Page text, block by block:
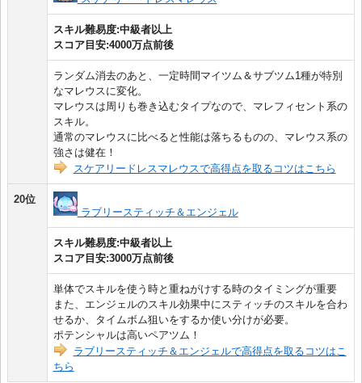
スキル難易度:中級者以上
スコア目安:4000万点前後
ランダム消去のあと、一定時間マイツム＆サブツム1種が特別
なマレウスに変化。
マレウスは周りも巻き込むタイプなので、マレフィセント系の
スキル。
通常のマレウスに比べると性能は落ちるものの、マレウス系の
強さは健在！
スケアリードレスマレウスで高得点を取るコツはこちら
20位
ラブリースティッチ＆エンジェル
スキル難易度:中級者以上
スコア目安:3000万点前後
単体でスキルを使う時と重ねがけする時のタイミングが重要
また、エンジェルのスキル効果中にスティッチのスキルを合わ
せるか、タイムボム狙いをするか使い分けが必要。
ポテンシャルは高いペアツム！
ラブリースティッチ＆エンジェルで高得点を取るコツはこ
ちら